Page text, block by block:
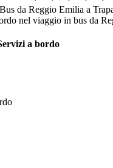
da Reggio Emilia a
nel viaggio in bus da
a bordo